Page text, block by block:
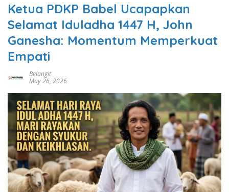
Ketua PDKP Babel Ucapapkan
Selamat Iduladha 1447 H, John
Ganesha: Momentum Memperkuat
Empati
Belangit
May 26, 2026